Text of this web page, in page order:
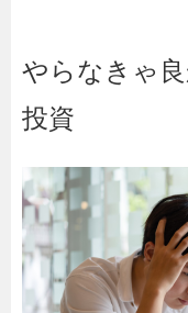
やらなきゃ
投資